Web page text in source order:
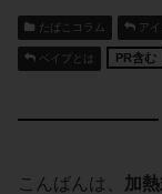
たばこコラム ア
ベイプとは PR含む
こんばんは、 加